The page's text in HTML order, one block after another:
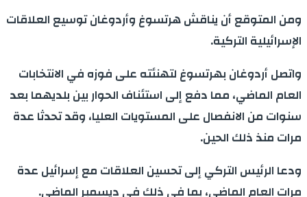
ومن المتوقع أن يناقش هرتسوغ وأردوغان توسيع العلاقات
الإسرائيلية التركية.
واتصل أردوغان بهرتسوغ لتهنئته على فوزه في الانتخابات
العام الماضي، مما دفع إلى استئناف الحوار بين بلديهما بعد
سنوات من الانفصال على المستويات العليا، وقد تحدثا عدة
مرات منذ ذلك الحين.
ودعا الرئيس التركي إلى تحسين العلاقات مع إسرائيل عدة
مرات العام الماضي، بما في ذلك في ديسمبر الماضي.